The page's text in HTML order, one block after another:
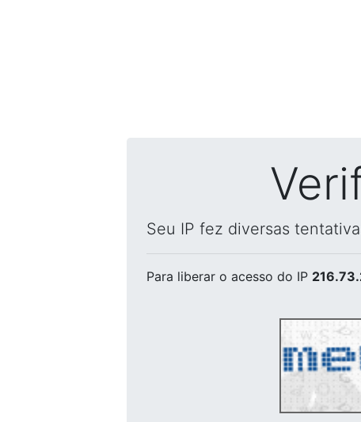
Seu IP fez diversas
Para liberar o acesso do IP